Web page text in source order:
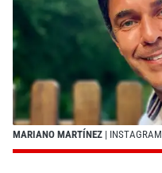
MARIANO MARTÍNEZ | INSTAGRAM